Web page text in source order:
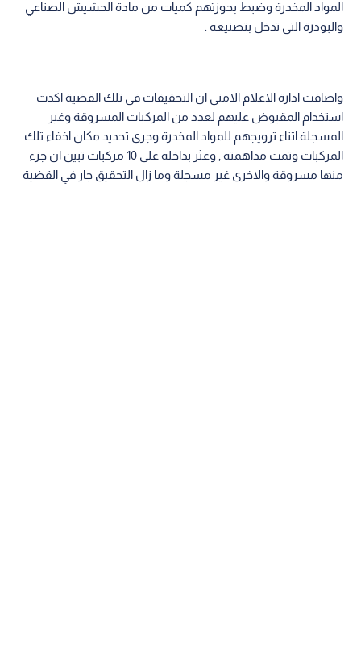
المواد المخدرة وضبط بحوزتهم كميات من مادة الحشيش الصناعي
والبودرة التي تدخل بتصنيعه .
واضافت ادارة الاعلام الامني ان التحقيقات في تلك القضية اكدت
استخدام المقبوض عليهم لعدد من المركبات المسروقة وغير
المسجلة اثناء ترويجهم للمواد المخدرة وجرى تحديد مكان اخفاء تلك
المركبات وتمت مداهمته , وعثر بداخله على 10 مركبات تبين ان جزء
منها مسروقة والاخرى غير مسجلة وما زال التحقيق جار في القضية